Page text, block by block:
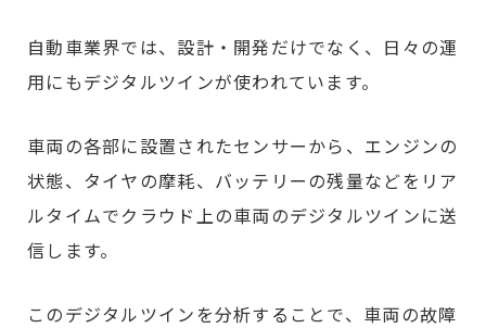
自動車業界では、設計・開発だけでなく、日々の運
用にもデジタルツインが使われています。
車両の各部に設置されたセンサーから、エンジンの
状態、タイヤの摩耗、バッテリーの残量などをリア
ルタイムでクラウド上の車両のデジタルツインに送
信します。
このデジタルツインを分析することで、車両の故障